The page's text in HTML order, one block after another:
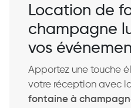
Location de
champagne
vos
Apportez une touche
votre réception avec
fontaine à